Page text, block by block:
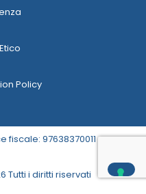
Policy
fiscale: 97638370011
Tutti i diritti riservati